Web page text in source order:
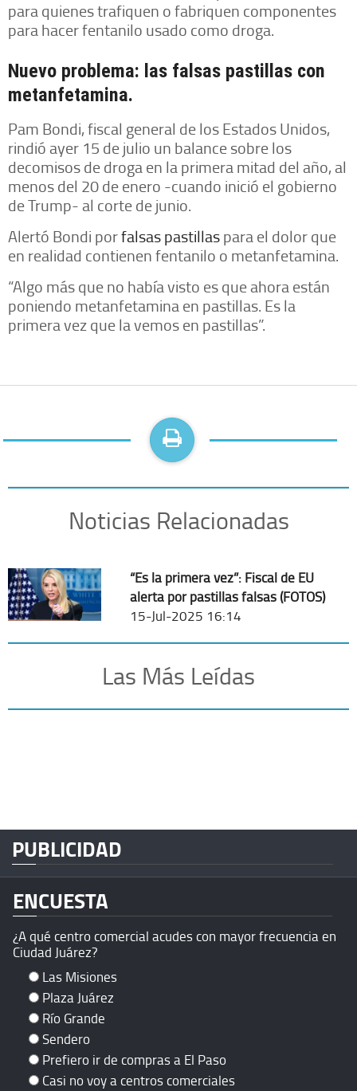
para quienes trafiquen o fabriquen componentes
para hacer fentanilo usado como droga.
Nuevo problema: las falsas pastillas con
metanfetamina.
Pam Bondi, fiscal general de los Estados Unidos,
rindió ayer 15 de julio un balance sobre los
decomisos de droga en la primera mitad del año, al
menos del 20 de enero -cuando inició el gobierno
de Trump- al corte de junio.
Alertó Bondi porfalsas pastillaspara el dolor que
en realidad contienen fentanilo o metanfetamina.
“Algo más que no había visto es que ahora están
poniendo metanfetamina en pastillas. Es la
primera vez que la vemos en pastillas”.
Noticias Relacionadas
“Es la primera vez”: Fiscal de EU
alerta por pastillas falsas (FOTOS)
15-Jul-2025 16:14
Las Más Leídas
PUBLICIDAD
ENCUESTA
¿A qué centro comercial acudes con mayor frecuencia en
Ciudad Juárez?
Las Misiones
Plaza Juárez
Río Grande
Sendero
Prefiero ir de compras a El Paso
Casi no voy a centros comerciales